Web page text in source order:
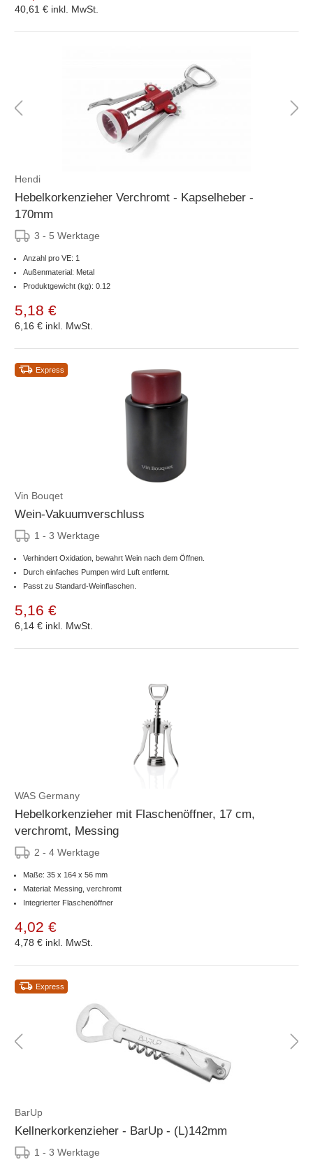
40,61 € inkl. MwSt.
Hendi
Hebelkorkenzieher Verchromt - Kapselheber -
170mm
3 - 5 Werktage
Anzahl pro VE: 1
Außenmaterial: Metal
Produktgewicht (kg): 0.12
5,18 €
6,16 € inkl. MwSt.
Express
Vin Bouqet
Wein-Vakuumverschluss
1 - 3 Werktage
Verhindert Oxidation, bewahrt Wein nach dem Öffnen.
Durch einfaches Pumpen wird Luft entfernt.
Passt zu Standard-Weinflaschen.
5,16 €
6,14 € inkl. MwSt.
WAS Germany
Hebelkorkenzieher mit Flaschenöffner, 17 cm,
verchromt, Messing
2 - 4 Werktage
Maße: 35 x 164 x 56 mm
Material: Messing, verchromt
Integrierter Flaschenöffner
4,02 €
4,78 € inkl. MwSt.
Express
BarUp
Kellnerkorkenzieher - BarUp - (L)142mm
1 - 3 Werktage